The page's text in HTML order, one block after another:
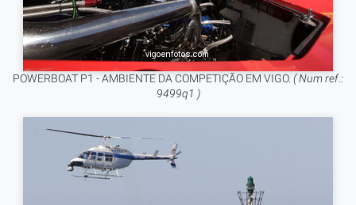
POWERBOAT P1 - AMBIENTE DA COMPETIÇÃO EM VIGO. ( Num ref.:
9499q1 )